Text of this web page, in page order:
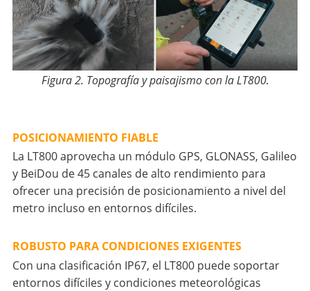
Figura 2. Topografía y paisajismo con la LT800.
POSICIONAMIENTO FIABLE
La LT800 aprovecha un módulo GPS, GLONASS, Galileo
y BeiDou de 45 canales de alto rendimiento para
ofrecer una precisión de posicionamiento a nivel del
metro incluso en entornos difíciles.
ROBUSTO PARA CONDICIONES EXIGENTES
Con una clasificación IP67, el LT800 puede soportar
entornos difíciles y condiciones meteorológicas